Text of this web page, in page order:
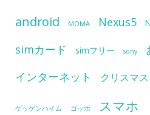
android MOMA Nexus5
simカード simフリー sony
インターネット
クリスマス
ゲッゲンハイム ゴッホ スマホ